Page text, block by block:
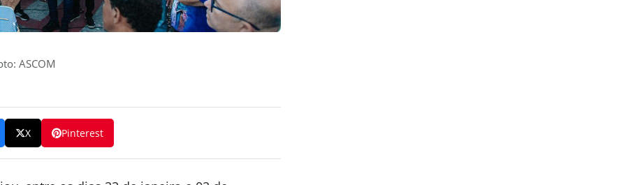
ASCOM
X Pinterest